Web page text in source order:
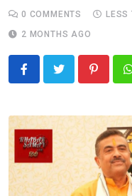
0 COMMENTS LESS
2 MONTHS AGO
Pinterest